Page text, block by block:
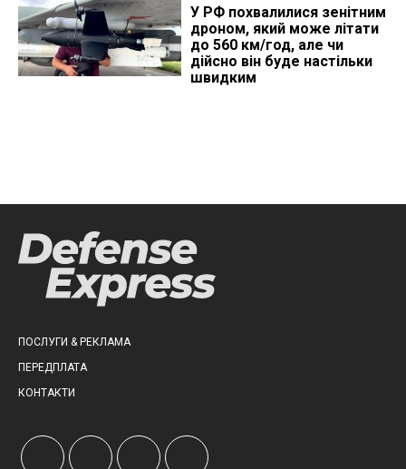
У РФ похвалилися зенітним
дроном, який може літати
до 560 км/год, але чи
дійсно він буде настільки
швидким
ПОСЛУГИ & РЕКЛАМА
ПЕРЕДПЛАТА
КОНТАКТИ